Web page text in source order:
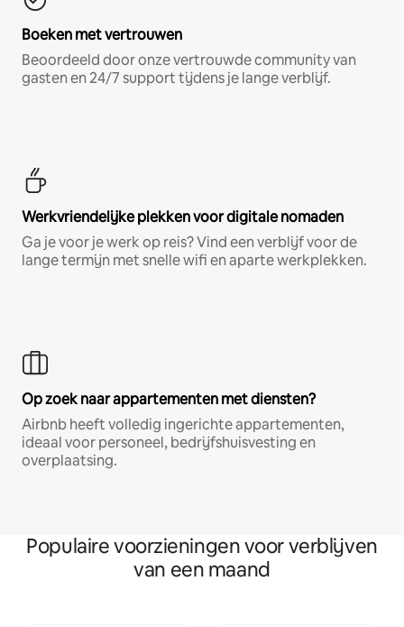
Boeken met vertrouwen
Beoordeeld door onze vertrouwde community van
gasten en 24/7 support tijdens je lange verblijf.
Werkvriendelijke plekken voor digitale nomaden
Ga je voor je werk op reis? Vind een verblijf voor de
lange termijn met snelle wifi en aparte werkplekken.
Op zoek naar appartementen met diensten?
Airbnb heeft volledig ingerichte appartementen,
ideaal voor personeel, bedrijfshuisvesting en
overplaatsing.
Populaire voorzieningen voor verblijven
van een maand